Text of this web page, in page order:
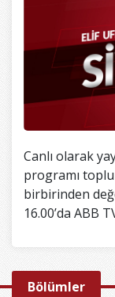
Canlı olarak
programı
birbirinden
16.00’da ABB
Bölümler